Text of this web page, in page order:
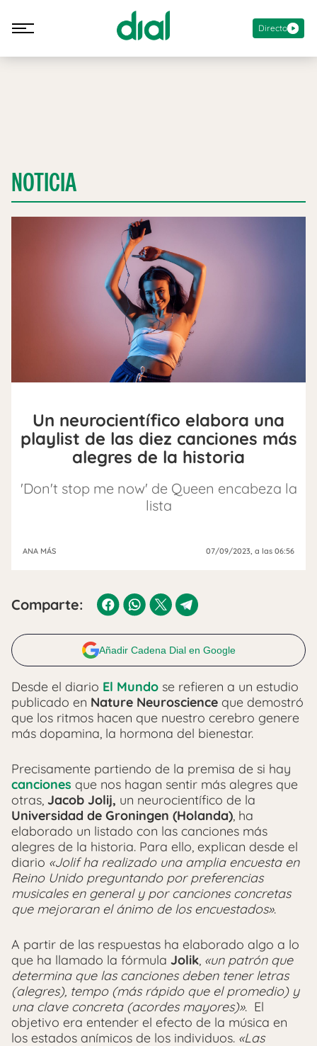
Directo
NOTICIA
Un neurocientífico elabora una
playlist de las diez canciones más
alegres de la historia
'Don't stop me now' de Queen encabeza la
lista
ANA MÁS 07/09/2023, a las 06:56
Comparte:
Añadir Cadena Dial en Google
Desde el diario El Mundo se refieren a un estudio
publicado en Nature Neuroscience que demostró
que los ritmos hacen que nuestro cerebro genere
más dopamina, la hormona del bienestar.
Precisamente partiendo de la premisa de si hay
canciones que nos hagan sentir más alegres que
otras, Jacob Jolij, un neurocientífico de la
Universidad de Groningen (Holanda), ha
elaborado un listado con las canciones más
alegres de la historia. Para ello, explican desde el
diario «Jolif ha realizado una amplia encuesta en
Reino Unido preguntando por preferencias
musicales en general y por canciones concretas
que mejoraran el ánimo de los encuestados».
A partir de las respuestas ha elaborado algo a lo
que ha llamado la fórmula Jolik, «un patrón que
determina que las canciones deben tener letras
(alegres), tempo (más rápido que el promedio) y
una clave concreta (acordes mayores)». El
objetivo era entender el efecto de la música en
los estados anímicos de los individuos. «Las